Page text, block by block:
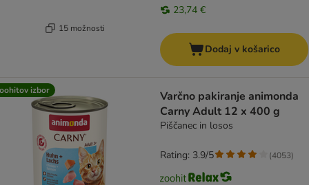
15 možnosti
23,74 €
Dodaj v košarico
izbor
Varčno pakiranje animonda
Carny Adult 12 x 400 g
Piščanec in losos
Rating: 3.9/5 (4053)